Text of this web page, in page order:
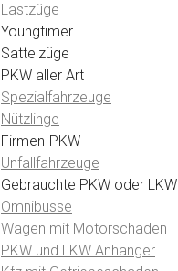
Lastzüge
Youngtimer
Sattelzüge
PKW aller Art
Spezialfahrzeuge
Nützlinge
Firmen-PKW
Unfallfahrzeuge
Gebrauchte PKW oder LKW
Omnibusse
Wagen mit Motorschaden
PKW und LKW Anhänger